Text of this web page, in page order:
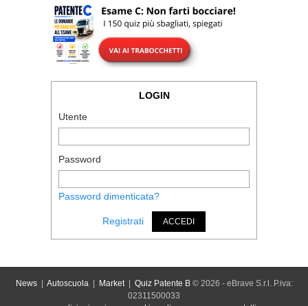
LOGIN
Utente
Password
Password dimenticata?
Registrati ACCEDI
News| Autoscuola| Market| Quiz Patente B© 2026 - eBrave S.r.l. P.iva:
02311500033